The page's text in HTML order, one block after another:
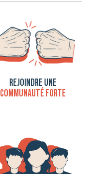
REJOINDRE UNE
COMMUNAUTÉ FORTE